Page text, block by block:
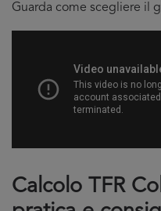
Guarda come scegliere il
Calcolo TFR